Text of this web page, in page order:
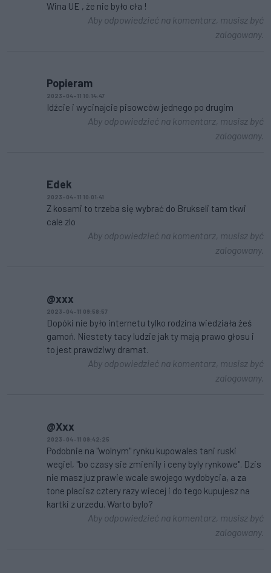
Wina UE , że nie było cła !
Aby odpowiedzieć na komentarz, musisz być
zalogowany.
Popieram
2023-04-11 10:14:47
Idźcie i wycinajcie pisowców jednego po drugim
Aby odpowiedzieć na komentarz, musisz być
zalogowany.
Edek
2023-04-11 10:01:41
Z kosami to trzeba się wybrać do Brukseli tam tkwi
cale zlo
Aby odpowiedzieć na komentarz, musisz być
zalogowany.
@xxx
2023-04-11 09:58:57
Dopóki nie było internetu tylko rodzina wiedziała żeś
gamoń. Niestety tacy ludzie jak ty mają prawo głosu i
to jest prawdziwy dramat.
Aby odpowiedzieć na komentarz, musisz być
zalogowany.
@Xxx
2023-04-11 09:42:25
Podobnie na "wolnym" rynku kupowales tani ruski
wegiel, "bo czasy sie zmienily i ceny byly rynkowe". Dzis
nie masz juz prawie wcale swojego wydobycia, a za
tone placisz cztery razy wiecej i do tego kupujesz na
kartki z urzedu. Warto bylo?
Aby odpowiedzieć na komentarz, musisz być
zalogowany.